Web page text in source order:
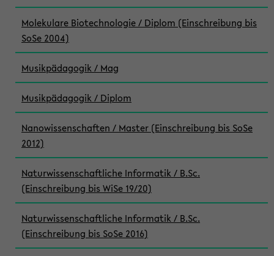
Molekulare Biotechnologie / Diplom (Einschreibung bis
SoSe 2004)
Musikpädagogik / Mag
Musikpädagogik / Diplom
Nanowissenschaften / Master (Einschreibung bis SoSe
2012)
Naturwissenschaftliche Informatik / B.Sc.
(Einschreibung bis WiSe 19/20)
Naturwissenschaftliche Informatik / B.Sc.
(Einschreibung bis SoSe 2016)